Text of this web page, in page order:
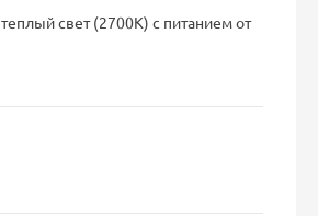
свет (2700К) с питанием от